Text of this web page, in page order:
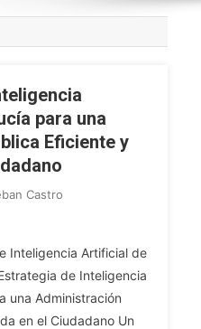
para una
Eficiente y
Castro
Inteligencia Artificial de
de Inteligencia
una Administración
en el Ciudadano Un